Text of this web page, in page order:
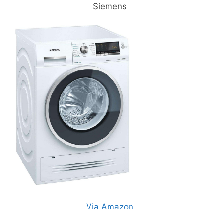
Siemens
Via Amazon